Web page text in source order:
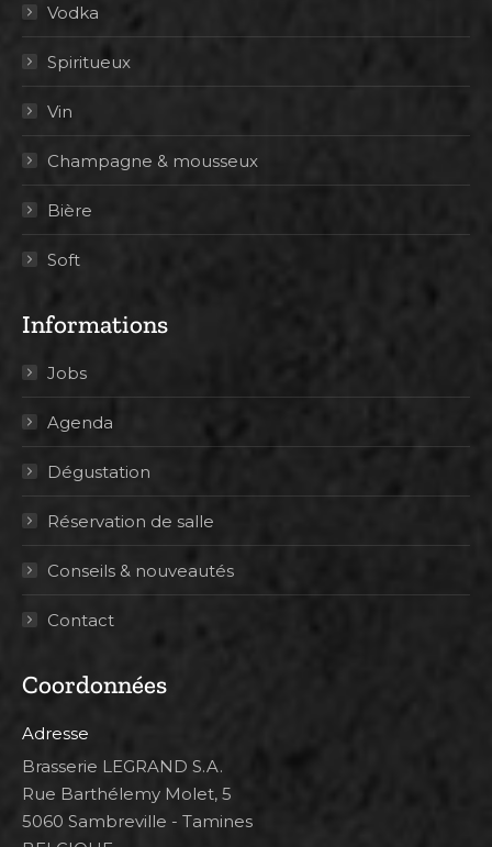
Vodka
Spiritueux
Vin
Champagne & mousseux
Bière
Soft
Informations
Jobs
Agenda
Dégustation
Réservation de salle
Conseils & nouveautés
Contact
Coordonnées
Adresse
Brasserie LEGRAND S.A.
Rue Barthélemy Molet, 5
5060 Sambreville - Tamines